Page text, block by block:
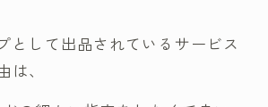
として出品されているサービス
、